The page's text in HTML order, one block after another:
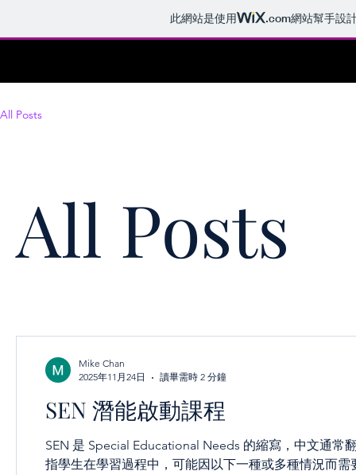
此網站是使用 .com網站幫手設
All Posts
All Posts
SEN 潛能啟動課程
SEN 是 Special Educational Needs 的縮寫，中文通常翻譯為「
指學生在學習過程中，可能因以下一種或多種情況而需要特別支援： 特定學習困難（如讀寫
Mike Chan
2025年11月24日
讀畢需時 2 分鐘